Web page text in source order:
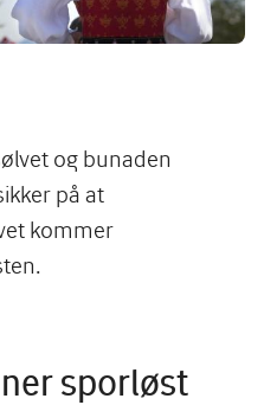
og bunaden
på at
kommer
sporløst